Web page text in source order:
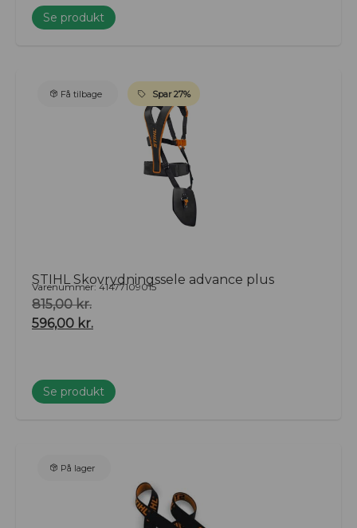
Se produkt
Få tilbage Spar 27%
STIHL Skovrydningssele advance plus
Varenummer: 41477109015
815,00kr.
596,00 kr.
Se produkt
På lager